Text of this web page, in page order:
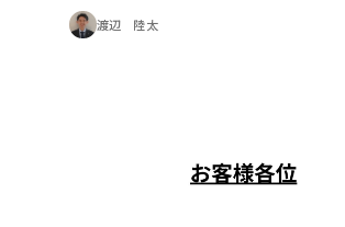
渡辺 陸太